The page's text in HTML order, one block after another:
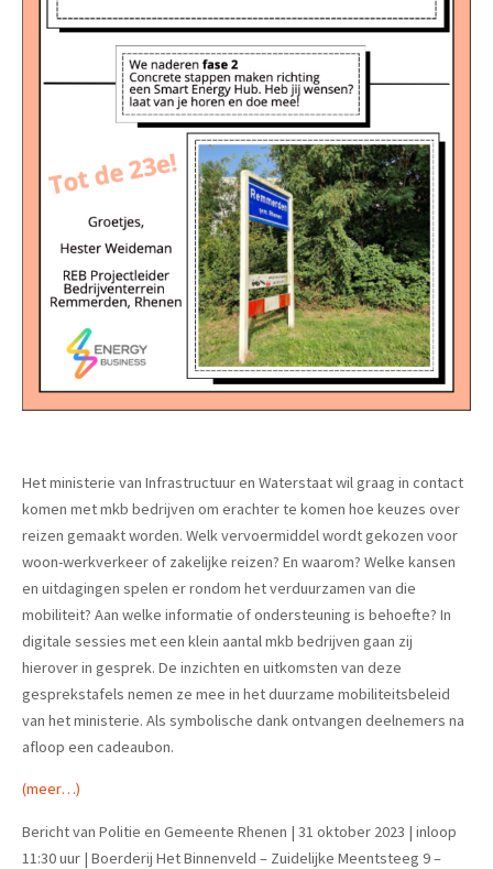
Het ministerie van Infrastructuur en Waterstaat wil graag in contact
komen met mkb bedrijven om erachter te komen hoe keuzes over
reizen gemaakt worden. Welk vervoermiddel wordt gekozen voor
woon-werkverkeer of zakelijke reizen? En waarom? Welke kansen
en uitdagingen spelen er rondom het verduurzamen van die
mobiliteit? Aan welke informatie of ondersteuning is behoefte? In
digitale sessies met een klein aantal mkb bedrijven gaan zij
hierover in gesprek. De inzichten en uitkomsten van deze
gesprekstafels nemen ze mee in het duurzame mobiliteitsbeleid
van het ministerie. Als symbolische dank ontvangen deelnemers na
afloop een cadeaubon.
(meer…)
Bericht van Politie en Gemeente Rhenen | 31 oktober 2023 | inloop
11:30 uur | Boerderij Het Binnenveld – Zuidelijke Meentsteeg 9 –